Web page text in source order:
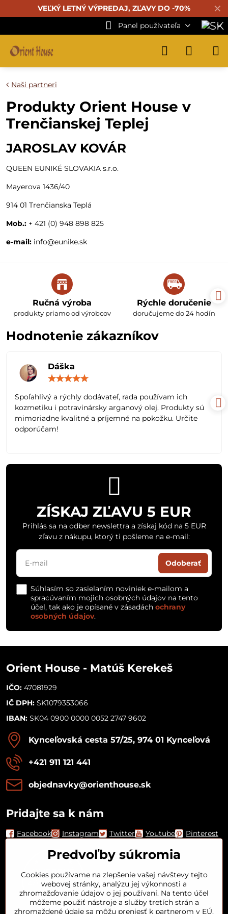
✕
VEĽKÝ LETNÝ VÝPREDAJ, ZĽAVY DO -70%
Panel používateľa
Naši partneri
Produkty Orient House v
Trenčianskej Teplej
JAROSLAV KOVÁR
QUEEN EUNIKÉ SLOVAKIA s.r.o.
Mayerova 1436/40
914 01 Trenčianska Teplá
Mob.: + 421 (0) 948 898 825
e-mail: info@eunike.sk
Ručná výroba
produkty priamo od výrobcov
Rýchle doručenie
doručujeme do 24 hodín
Hodnotenie zákazníkov
Dáška
5
Spoľahlivý a rýchly dodávateľ, rada používam ich
kozmetiku i potravinársky arganový olej. Produkty sú
mimoriadne kvalitné a príjemné na pokožku. Určite
odporúčam!
ZÍSKAJ ZĽAVU 5 EUR
Prihlás sa na odber newslettra a získaj kód na 5 EUR
zľavu z nákupu, ktorý ti pošleme na e-mail:
Odoberať
Súhlasím so zasielaním noviniek e-mailom a
spracúvaním mojich osobných údajov na tento
účel, tak ako je opísané v zásadách ochrany
osobných údajov.
Orient House - Matúš Kerekeš
IČO: 47081929
IČ DPH: SK1079353066
IBAN: SK04 0900 0000 0052 2747 9602
Kynceľovská cesta 57/25, 974 01 Kynceľová
+421 911 121 441
objednavky​@orienthouse​.sk
Pridajte sa k nám
Facebook Instagram Twitter Youtube Pinterest
Predvoľby súkromia
Cookies používame na zlepšenie vašej návštevy tejto
webovej stránky, analýzu jej výkonnosti a
zhromažďovanie údajov o jej používaní. Na tento účel
môžeme použiť nástroje a služby tretích strán a
zhromaždené údaje sa môžu preniesť k partnerom v EÚ,